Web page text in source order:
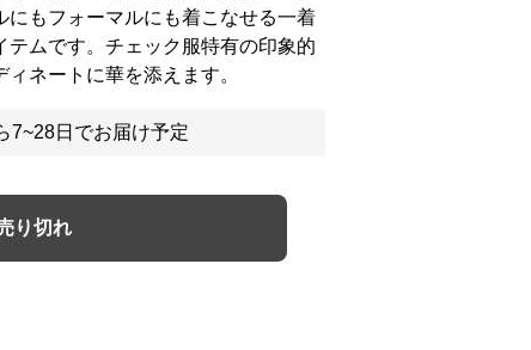
にもフォーマルにも着こなせる一着
テムです。チェック服特有の印象的
ネートに華を添えます。
7~28日でお届け予定
り切れ